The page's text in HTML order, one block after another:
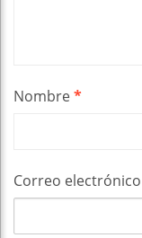
Nombre*
Correo electrónico